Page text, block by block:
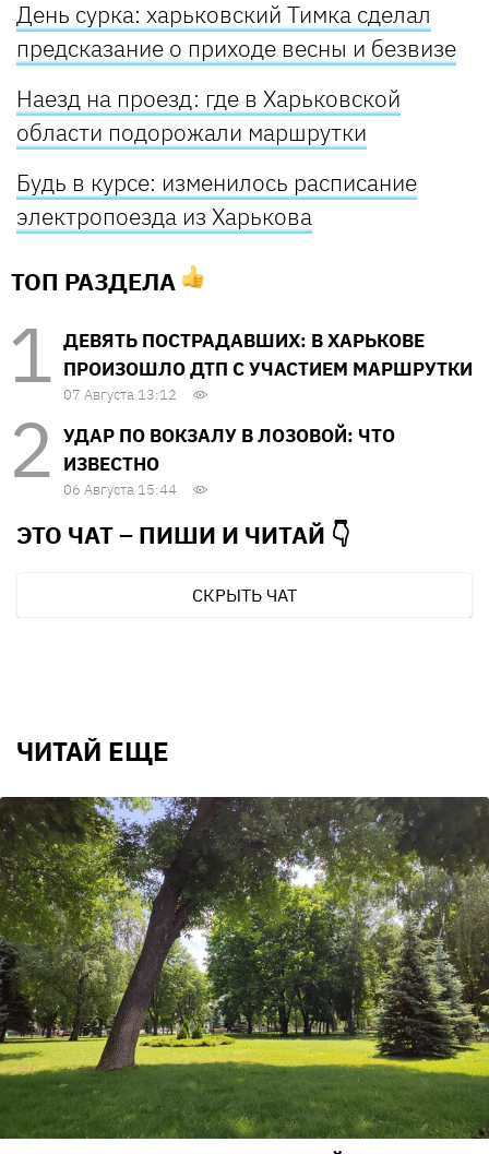
День сурка: харьковский Тимка сделал
предсказание о приходе весны и безвизе
Наезд на проезд: где в Харьковской
области подорожали маршрутки
Будь в курсе: изменилось расписание
электропоезда из Харькова
ТОП РАЗДЕЛА
ДЕВЯТЬ ПОСТРАДАВШИХ: В ХАРЬКОВЕ
ПРОИЗОШЛО ДТП С УЧАСТИЕМ МАРШРУТКИ
07 Августа 13:12
УДАР ПО ВОКЗАЛУ В ЛОЗОВОЙ: ЧТО
ИЗВЕСТНО
06 Августа 15:44
ЭТО ЧАТ – ПИШИ И ЧИТАЙ 👇
СКРЫТЬ ЧАТ
ЧИТАЙ ЕЩЕ